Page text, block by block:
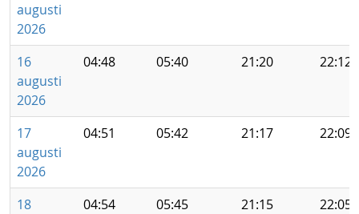
augusti
2026
16
augusti
2026
04:48 05:40 21:20 22:12
17
augusti
2026
04:51 05:42 21:17 22:09
18
04:54 05:45 21:15 22:05